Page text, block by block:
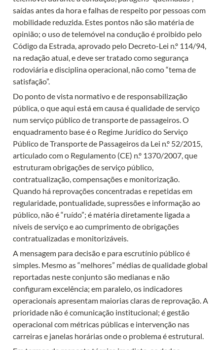
saídas antes da hora e falhas de respeito por pessoas com
mobilidade reduzida. Estes pontos não são matéria de
opinião; o uso de telemóvel na condução é proibido pelo
Código da Estrada, aprovado pelo Decreto-Lei n.º 114/94,
na redação atual, e deve ser tratado como segurança
rodoviária e disciplina operacional, não como “tema de
satisfação”.
Do ponto de vista normativo e de responsabilização
pública, o que aqui está em causa é qualidade de serviço
num serviço público de transporte de passageiros. O
enquadramento base é o Regime Jurídico do Serviço
Público de Transporte de Passageiros da Lei n.º 52/2015,
articulado com o Regulamento (CE) n.º 1370/2007, que
estruturam obrigações de serviço público,
contratualização, compensações e monitorização.
Quando há reprovações concentradas e repetidas em
regularidade, pontualidade, supressões e informação ao
público, não é “ruído”; é matéria diretamente ligada a
níveis de serviço e ao cumprimento de obrigações
contratualizadas e monitorizáveis.
A mensagem para decisão e para escrutínio público é
simples. Mesmo as “melhores” médias de qualidade global
reportadas neste conjunto são medianas e não
configuram excelência; em paralelo, os indicadores
operacionais apresentam maiorias claras de reprovação. A
prioridade não é comunicação institucional; é gestão
operacional com métricas públicas e intervenção nas
carreiras e janelas horárias onde o problema é estrutural.